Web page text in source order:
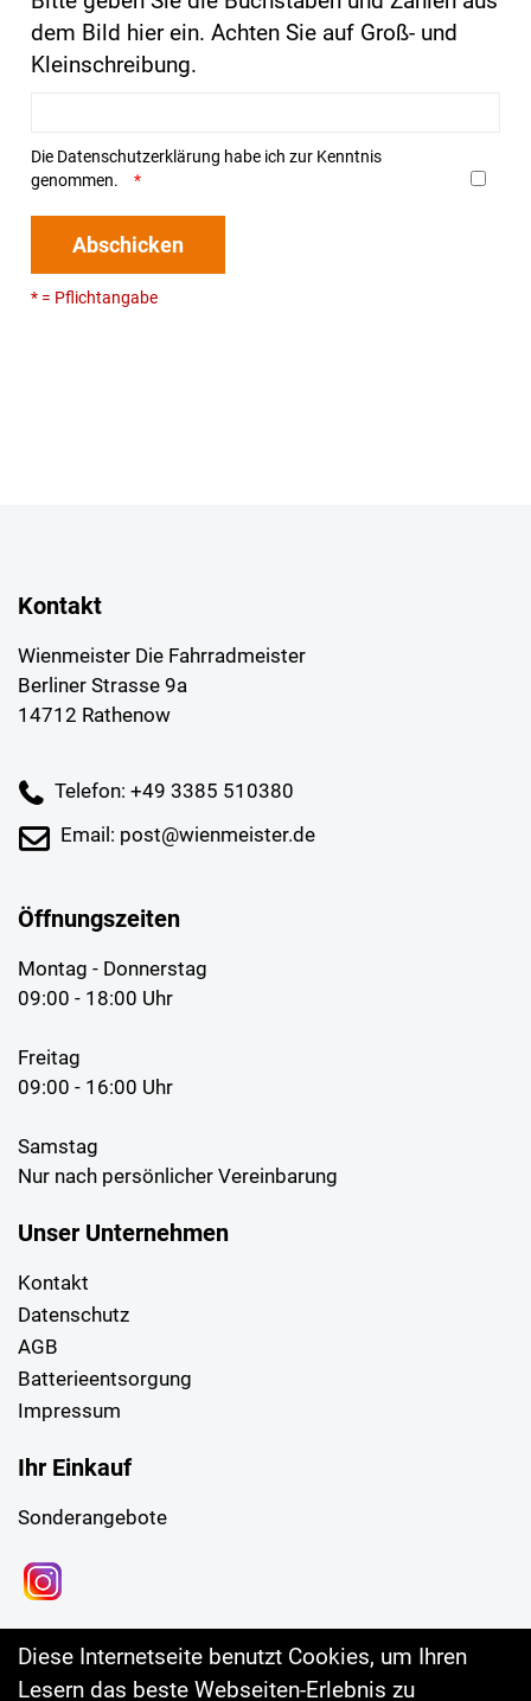
dem Bild hier ein. Achten Sie auf Groß- und
Kleinschreibung.
Die Datenschutzerklärung habe ich zur Kenntnis
genommen.
Abschicken
* = Pflichtangabe
Kontakt
Wienmeister Die Fahrradmeister
Berliner Strasse 9a
14712 Rathenow
Telefon: +49 3385 510380
Email: post@wienmeister.de
Öffnungszeiten
Montag - Donnerstag
09:00 - 18:00 Uhr
Freitag
09:00 - 16:00 Uhr
Samstag
Nur nach persönlicher Vereinbarung
Unser Unternehmen
Kontakt
Datenschutz
AGB
Batterieentsorgung
Impressum
Ihr Einkauf
Sonderangebote
Diese Internetseite benutzt Cookies, um Ihren
Lesern das beste Webseiten-Erlebnis zu